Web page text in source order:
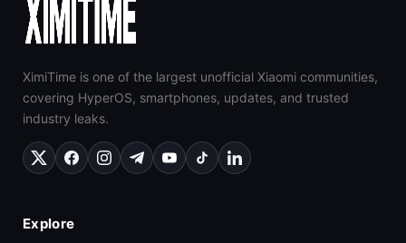
XimiTime is one of the largest unofficial Xiaomi communities,
covering HyperOS, smartphones, updates, and trusted
industry leaks.
Explore